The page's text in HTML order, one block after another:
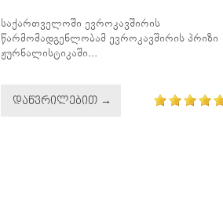
საქართველოში ევროკავშირის
წარმომადგენლობამ ევროკავშირის პრიზი
ჟურნალისტიკაში...
ᲓᲐᲬᲕᲠᲘᲚᲔᲑᲘᲗ →